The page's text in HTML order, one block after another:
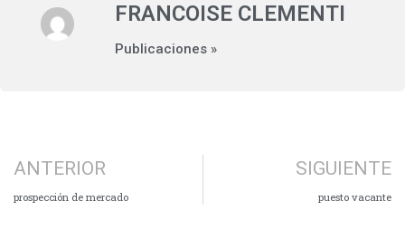
FRANCOISE CLEMENTI
Publicaciones »
ANTERIOR
prospección de mercado
SIGUIENTE
puesto vacante